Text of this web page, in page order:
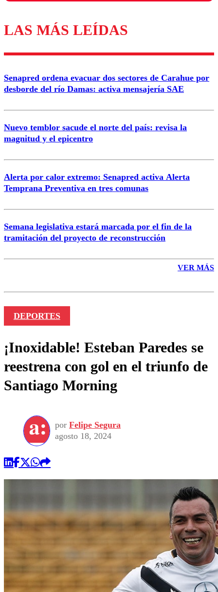
Los comentarios son moderados para garantizar un
diálogo respetuoso.
Nombre
Correo
LAS MÁS LEÍDAS
Senapred ordena evacuar dos sectores de Carahue por
desborde del río Damas: activa mensajería SAE
Nuevo temblor sacude el norte del país: revisa la
magnitud y el epicentro
Alerta por calor extremo: Senapred activa Alerta
Temprana Preventiva en tres comunas
Semana legislativa estará marcada por el fin de la
tramitación del proyecto de reconstrucción
VER MÁS
DEPORTES
¡Inoxidable! Esteban Paredes se
reestrena con gol en el triunfo de
Santiago Morning
por Felipe Segura
agosto 18, 2024